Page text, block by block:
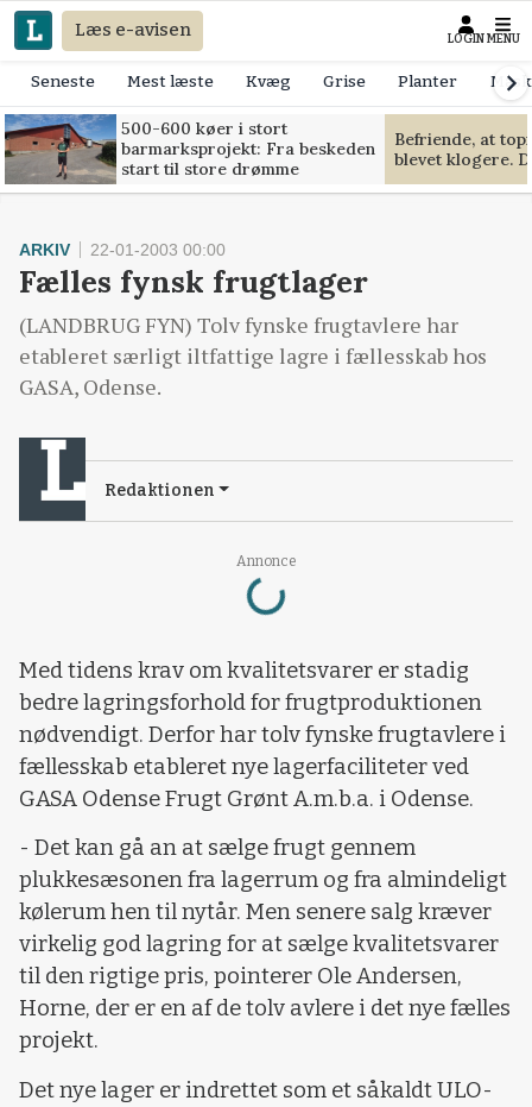
Læs e-avisen LOGIN MENU
Seneste Mest læste Kvæg Grise Planter
500-600 køer i stort
barmarksprojekt: Fra beskeden
start til store drømme
Befriende, at
blevet klogere.
Annonce
Loading...
ARKIV 22-01-2003 00:00
Fælles fynsk frugtlager
(LANDBRUG FYN) Tolv fynske frugtavlere har
etableret særligt iltfattige lagre i fællesskab hos
GASA, Odense.
Redaktionen
Med tidens krav om kvalitetsvarer er stadig
bedre lagringsforhold for frugtproduktionen
nødvendigt. Derfor har tolv fynske frugtavlere i
fællesskab etableret nye lagerfaciliteter ved
GASA Odense Frugt Grønt A.m.b.a. i Odense.
- Det kan gå an at sælge frugt gennem
plukkesæsonen fra lagerrum og fra almindeligt
kølerum hen til nytår. Men senere salg kræver
virkelig god lagring for at sælge kvalitetsvarer
til den rigtige pris, pointerer Ole Andersen,
Horne, der er en af de tolv avlere i det nye fælles
projekt.
Det nye lager er indrettet som et såkaldt ULO-